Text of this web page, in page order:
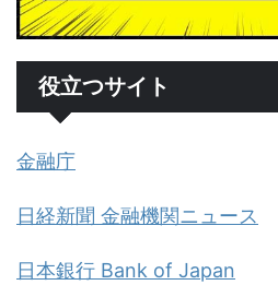
役立つサイト
金融庁
日経新聞 金融機関ニュース
日本銀行 Bank of Japan